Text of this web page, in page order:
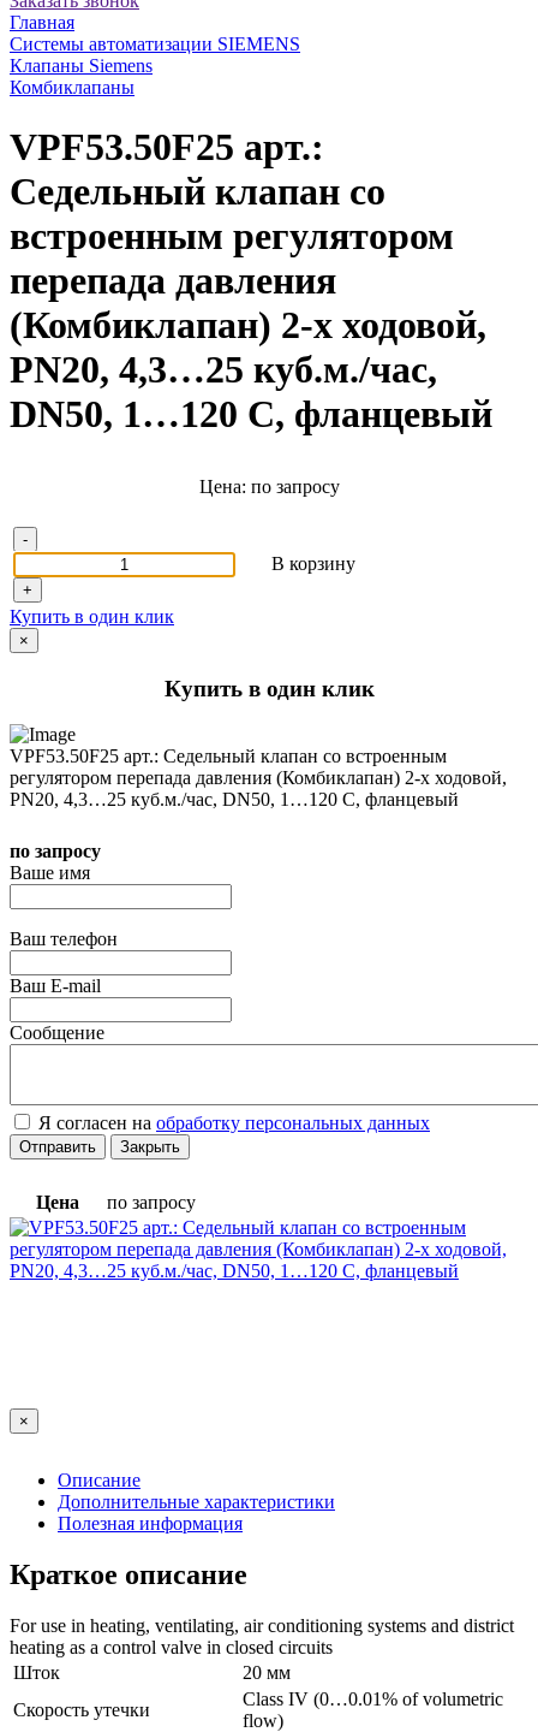
Главная
Системы автоматизации SIEMENS
Клапаны Siemens
Комбиклапаны
VPF53.50F25 арт.:
Седельный клапан со
встроенным регулятором
перепада давления
(Комбиклапан) 2-х ходовой,
PN20, 4,3…25 куб.м./час,
DN50, 1…120 C, фланцевый
Цена: по запросу
-
+
В корзину
Купить в один клик
×
Купить в один клик
VPF53.50F25 арт.: Седельный клапан со встроенным
регулятором перепада давления (Комбиклапан) 2-х ходовой,
PN20, 4,3…25 куб.м./час, DN50, 1…120 C, фланцевый
по запросу
Ваше имя
Ваш телефон
Ваш E-mail
Сообщение
Я согласен на обработку персональных данных
Отправить Закрыть
Цена по запросу
×
Описание
Дополнительные характеристики
Полезная информация
Краткое описание
For use in heating, ventilating, air conditioning systems and district
heating as a control valve in closed circuits
Шток
20 мм
Скорость утечки
Class IV (0…0.01% of volumetric
flow)